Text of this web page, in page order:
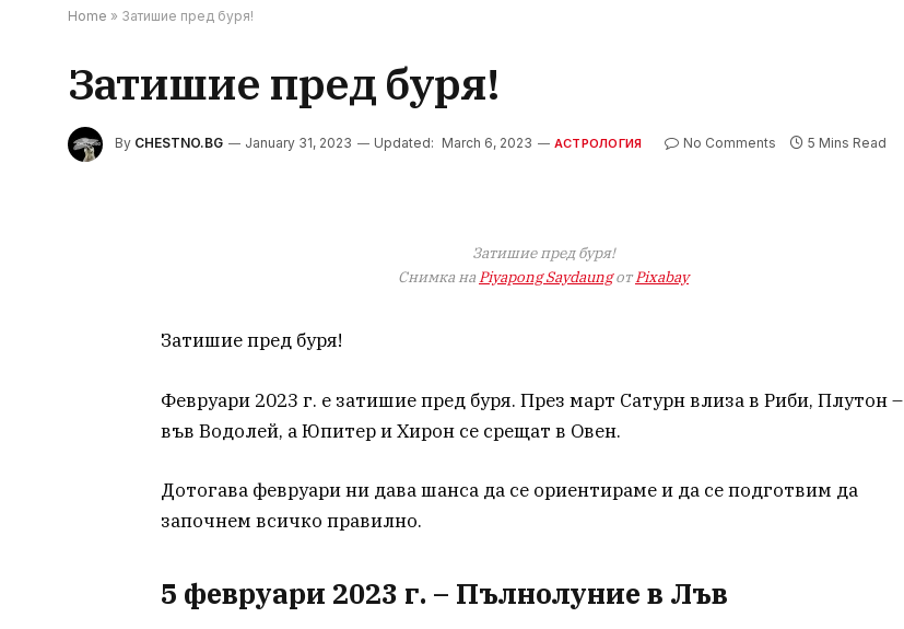
Home » Затишие пред буря!
Затишие пред буря!
By CHESTNO.BG January 31, 2023 Updated: March 6, 2023 АСТРОЛОГИЯ No Comments 5 Mins Read
Затишие пред буря!
Снимка наPiyapong SaydaungотPixabay
Затишие пред буря!
Февруари 2023 г. е затишие пред буря. През март Сатурн влиза в Риби, Плутон –
във Водолей, а Юпитер и Хирон се срещат в Овен.
Дотогава февруари ни дава шанса да се ориентираме и да се подготвим да
започнем всичко правилно.
5 февруари 2023 г. – Пълнолуние в Лъв